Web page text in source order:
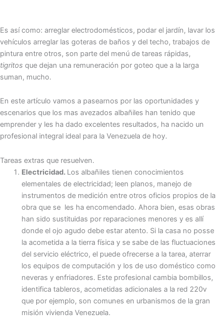
Es así como: arreglar electrodomésticos, podar el jardín, lavar los
vehículos arreglar las goteras de baños y del techo, trabajos de
pintura entre otros, son parte del menú de tareas rápidas,
tigritos que dejan una remuneración por goteo que a la larga
suman, mucho.
En este artículo vamos a pasearnos por las oportunidades y
escenarios que los mas avezados albañiles han tenido que
emprender y les ha dado excelentes resultados, ha nacido un
profesional integral ideal para la Venezuela de hoy.
Tareas extras que resuelven.
Electricidad. Los albañiles tienen conocimientos
elementales de electricidad; leen planos, manejo de
instrumentos de medición entre otros oficios propios de la
obra que se les ha encomendado. Ahora bien, esas obras
han sido sustituidas por reparaciones menores y es allí
donde el ojo agudo debe estar atento. Si la casa no posse
la acometida a la tierra física y se sabe de las fluctuaciones
del servicio eléctrico, el puede ofrecerse a la tarea, aterrar
los equipos de computación y los de uso doméstico como
neveras y enfriadores. Este profesional cambia bombillos,
identifica tableros, acometidas adicionales a la red 220v
que por ejemplo, son comunes en urbanismos de la gran
misión vivienda Venezuela.